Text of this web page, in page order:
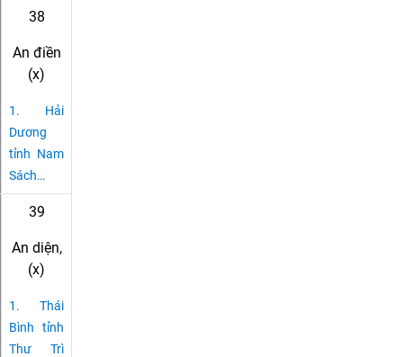
38
An điền
(x)
1. Hải
Dương
tỉnh Nam
Sách…
39
An diện,
(x)
1. Thái
Bình tỉnh
Thư Trì